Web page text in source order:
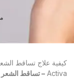
Activa – تساقط الشعر